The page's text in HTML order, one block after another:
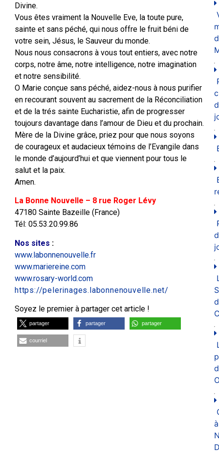
Divine.
Vous êtes vraiment la Nouvelle Eve, la toute pure,
sainte et sans péché, qui nous offre le fruit béni de
votre sein, Jésus, le Sauveur du monde.
Nous nous consacrons à vous tout entiers, avec notre
corps, notre âme, notre intelligence, notre imagination
et notre sensibilité.
O Marie conçue sans péché, aidez-nous à nous purifier
en recourant souvent au sacrement de la Réconciliation
et de la trés sainte Eucharistie, afin de progresser
toujours davantage dans l’amour de Dieu et du prochain.
Mère de la Divine grâce, priez pour que nous soyons
de courageux et audacieux témoins de l’Evangile dans
le monde d’aujourd’hui et que viennent pour tous le
salut et la paix.
Amen.
La Bonne Nouvelle – 8 rue Roger Lévy
47180 Sainte Bazeille (France)
Tél: 05.53.20.99.86
Nos sites :
www.labonnenouvelle.fr
www.mariereine.com
www.rosary-world.com
https://pelerinages.labonnenouvelle.net/
Soyez le premier à partager cet article !
partager partager partager
courriel
à